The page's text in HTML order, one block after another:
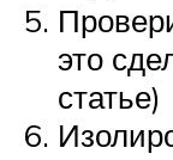
это
статье)